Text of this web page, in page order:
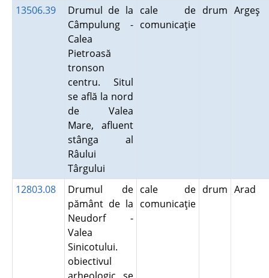
13506.39
Drumul de la
Câmpulung -
Calea
Pietroasă
tronson
centru. Situl
se află la nord
de Valea
Mare, afluent
stânga al
Râului
Târgului
cale de
comunicaţie
drum Argeş
12803.08
Drumul de
pământ de la
Neudorf -
Valea
Sinicotului.
obiectivul
cale de
comunicaţie
drum Arad